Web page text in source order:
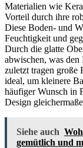
Materialien wie
Vorteil durch ihre
Diese Boden- und
Feuchtigkeit und
Durch die glatte
abwischen, was
zuletzt tragen große
ideal, um kleinere
häufiger Wunsch in
Design
Siehe auch
gemütlich und